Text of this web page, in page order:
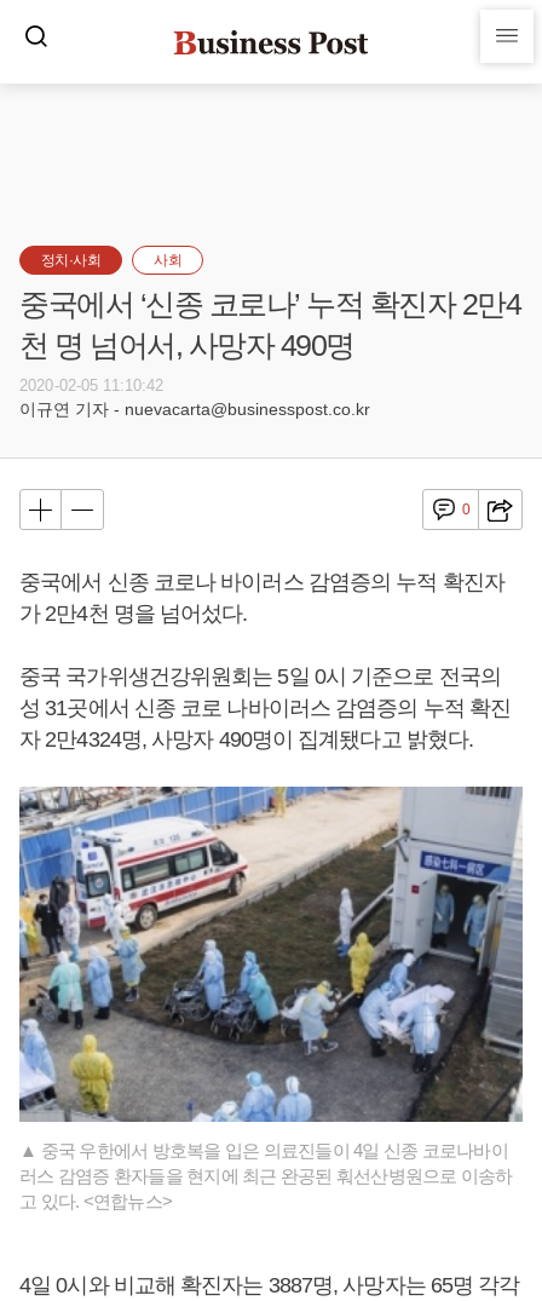
정치·사회 사회
중국에서 ‘신종 코로나’ 누적 확진자 2만4
천 명 넘어서, 사망자 490명
2020-02-05 11:10:42
이규연 기자 - nuevacarta@businesspost.co.kr
0
중국에서 신종 코로나 바이러스 감염증의 누적 확진자
가 2만4천 명을 넘어섰다.
중국 국가위생건강위원회는 5일 0시 기준으로 전국의
성 31곳에서 신종 코로 나바이러스 감염증의 누적 확진
자 2만4324명, 사망자 490명이 집계됐다고 밝혔다.
▲ 중국 우한에서 방호복을 입은 의료진들이 4일 신종 코로나바이
러스 감염증 환자들을 현지에 최근 완공된 훠선산병원으로 이송하
고 있다. <연합뉴스>
4일 0시와 비교해 확진자는 3887명, 사망자는 65명 각각